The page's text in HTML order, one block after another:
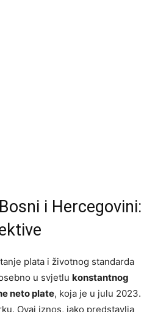
i Hercegovini:
plata i životnog standarda
u svjetlu konstantnog
neto plate, koja je u julu 2023.
Ovaj iznos, iako predstavlja